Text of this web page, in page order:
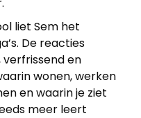
liet Sem het
De reacties
verfrissend en
wonen, werken
en waarin je ziet
meer leert